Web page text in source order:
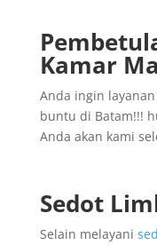
Kamar
Anda ingin
buntu di Batam!!!
Anda akan kami
Sedot
Selain melayani